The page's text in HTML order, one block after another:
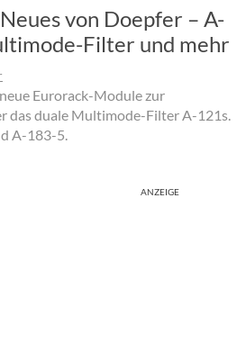
von Doepfer – A-
Filter und mehr
Eurorack-Module zur
das duale Multimode-Filter A-121s.
A-183-5.
ANZEIGE